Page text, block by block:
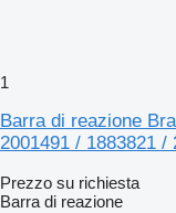
1
Barra di reazione
2001491 / 1883821 /
Prezzo su richiesta
Barra di reazione